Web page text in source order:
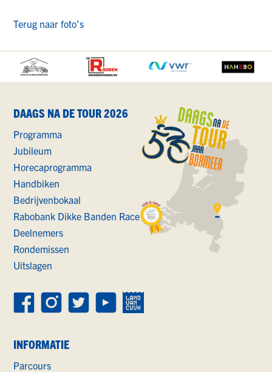
Terug naar foto’s
ALLE
SPONSORS
DAAGS NA DE TOUR 2026
Programma
Jubileum
Horecaprogramma
Handbiken
Bedrijvenbokaal
Rabobank Dikke Banden Race
Deelnemers
Rondemissen
Uitslagen
INFORMATIE
Parcours